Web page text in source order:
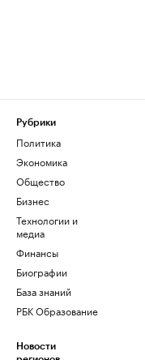
Рубрики
Политика
Экономика
Общество
Бизнес
Технологии и
медиа
Финансы
Биографии
База знаний
РБК Образование
Новости